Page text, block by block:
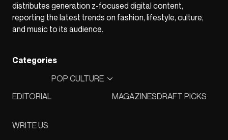
distributes generation z-focused digital content,
reporting the latest trends on fashion, lifestyle, culture,
and music to its audience.
Categories
EDITORIAL
POP CULTURE
MAGAZINESDRAFT PICKS
WRITE US